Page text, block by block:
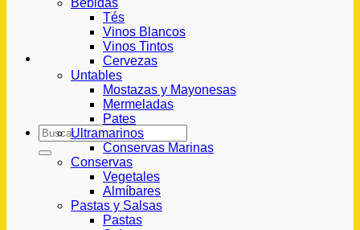
Buscar
por:
Bebidas
Tés
Vinos Blancos
Vinos Tintos
Cervezas
Untables
Mostazas y Mayonesas
Mermeladas
Pates
Ultramarinos
Conservas Marinas
Conservas
Vegetales
Almíbares
Pastas y Salsas
Pastas